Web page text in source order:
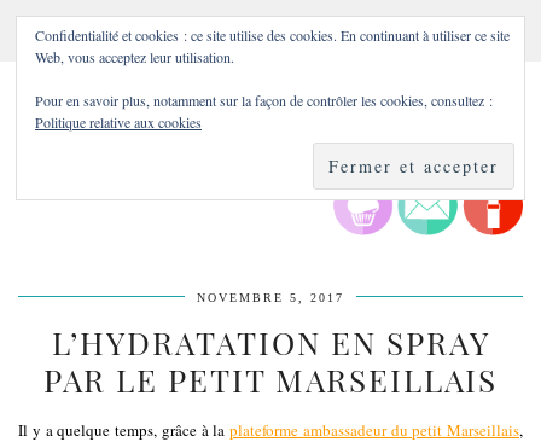
NOVEMBRE 5, 2017
L’HYDRATATION EN SPRAY
PAR LE PETIT MARSEILLAIS
Il y a quelque temps, grâce à la plateforme ambassadeur du petit Marseillais,
Confidentialité et cookies : ce site utilise des cookies. En continuant à utiliser ce site
Web, vous acceptez leur utilisation.
Pour en savoir plus, notamment sur la façon de contrôler les cookies, consultez :
Politique relative aux cookies